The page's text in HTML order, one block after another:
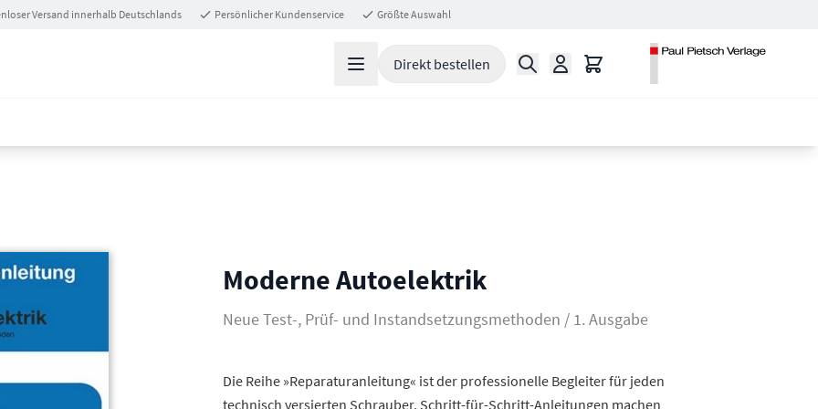
Versand innerhalb Deutschlands Persönlicher Kundenservice Größte Auswahl
Direkt bestellen Suche Warenkorb
Moderne Autoelektrik
Neue Test-, Prüf- und Instandsetzungsmethoden / 1. Ausgabe
Die Reihe »Reparaturanleitung« ist der professionelle Begleiter für jeden
technisch versierten Schrauber. Schritt-für-Schritt-Anleitungen machen